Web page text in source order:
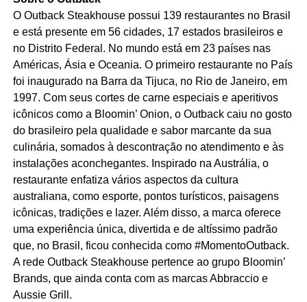
O Outback Steakhouse possui 139 restaurantes no Brasil
e está presente em 56 cidades, 17 estados brasileiros e
no Distrito Federal. No mundo está em 23 países nas
Américas, Ásia e Oceania. O primeiro restaurante no País
foi inaugurado na Barra da Tijuca, no Rio de Janeiro, em
1997. Com seus cortes de carne especiais e aperitivos
icônicos como a Bloomin’ Onion, o Outback caiu no gosto
do brasileiro pela qualidade e sabor marcante da sua
culinária, somados à descontração no atendimento e às
instalações aconchegantes. Inspirado na Austrália, o
restaurante enfatiza vários aspectos da cultura
australiana, como esporte, pontos turísticos, paisagens
icônicas, tradições e lazer. Além disso, a marca oferece
uma experiência única, divertida e de altíssimo padrão
que, no Brasil, ficou conhecida como #MomentoOutback.
A rede Outback Steakhouse pertence ao grupo Bloomin’
Brands, que ainda conta com as marcas Abbraccio e
Aussie Grill.